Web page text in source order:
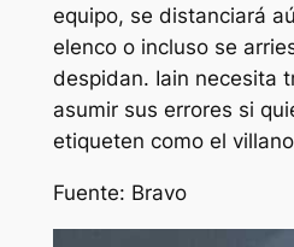
equipo, se distanciará
elenco o incluso se
despidan. Iain necesita
asumir sus errores si
etiqueten como el
Fuente: Bravo